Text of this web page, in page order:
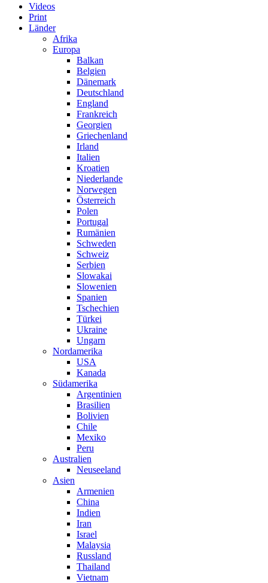
Videos
Print
Länder
Afrika
Europa
Balkan
Belgien
Dänemark
Deutschland
England
Frankreich
Georgien
Griechenland
Irland
Italien
Kroatien
Niederlande
Norwegen
Österreich
Polen
Portugal
Rumänien
Schweden
Schweiz
Serbien
Slowakai
Slowenien
Spanien
Tschechien
Türkei
Ukraine
Ungarn
Nordamerika
USA
Kanada
Südamerika
Argentinien
Brasilien
Bolivien
Chile
Mexiko
Peru
Australien
Neuseeland
Asien
Armenien
China
Indien
Iran
Israel
Malaysia
Russland
Thailand
Vietnam